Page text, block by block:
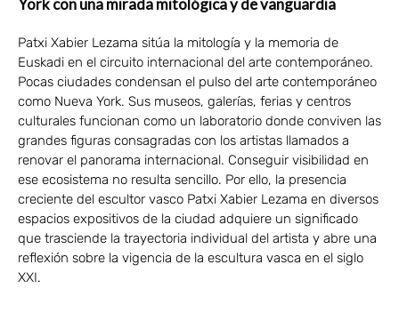
York con una mirada mitológica y de vanguardia
Patxi Xabier Lezama sitúa la mitología y la memoria de
Euskadi en el circuito internacional del arte contemporáneo.
Pocas ciudades condensan el pulso del arte contemporáneo
como Nueva York. Sus museos, galerías, ferias y centros
culturales funcionan como un laboratorio donde conviven las
grandes figuras consagradas con los artistas llamados a
renovar el panorama internacional. Conseguir visibilidad en
ese ecosistema no resulta sencillo. Por ello, la presencia
creciente del escultor vasco Patxi Xabier Lezama en diversos
espacios expositivos de la ciudad adquiere un significado
que trasciende la trayectoria individual del artista y abre una
reflexión sobre la vigencia de la escultura vasca en el siglo
XXI.